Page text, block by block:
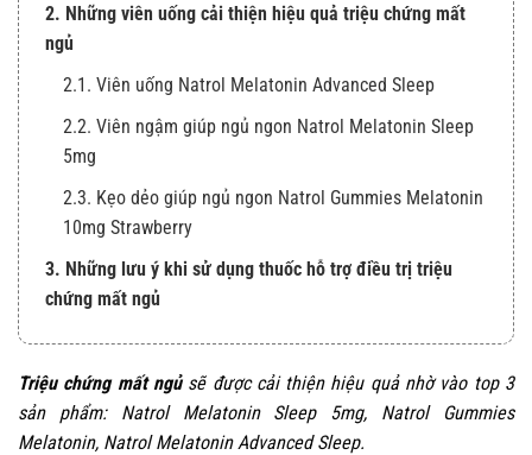
2. Những viên uống cải thiện hiệu quả triệu chứng mất
ngủ
2.1. Viên uống Natrol Melatonin Advanced Sleep
2.2. Viên ngậm giúp ngủ ngon Natrol Melatonin Sleep
5mg
2.3. Kẹo dẻo giúp ngủ ngon Natrol Gummies Melatonin
10mg Strawberry
3. Những lưu ý khi sử dụng thuốc hỗ trợ điều trị triệu
chứng mất ngủ
Triệu chứng mất ngủsẽ được cải thiện hiệu quả nhờ vào top 3
sản phẩm: Natrol Melatonin Sleep 5mg, Natrol Gummies
Melatonin, Natrol Melatonin Advanced Sleep.